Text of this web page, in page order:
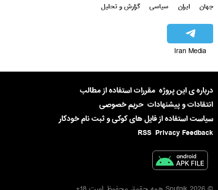
جهان ایران سیاسی گزارش و تحلیل
Iran Media
درباره ی این پروژه مقررات استفاده از مطالب
انتقادات و پیشنهادات حریم خصوصی
سیاست استفاده از فایل های کوکی و ثبت نام خودکار
Privacy Feedback
RSS